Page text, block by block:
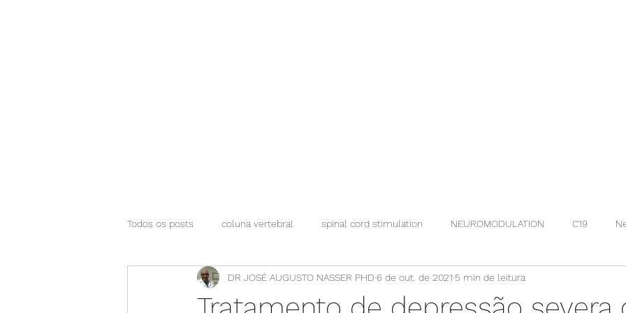
Todos os posts coluna vertebral spinal cord stimulation NEUROMODULATION C19
DR JOSÉ AUGUSTO NASSER PHD 6 de out. de 2021 5 min de leitura